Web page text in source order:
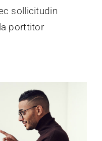
sollicitudin
porttitor